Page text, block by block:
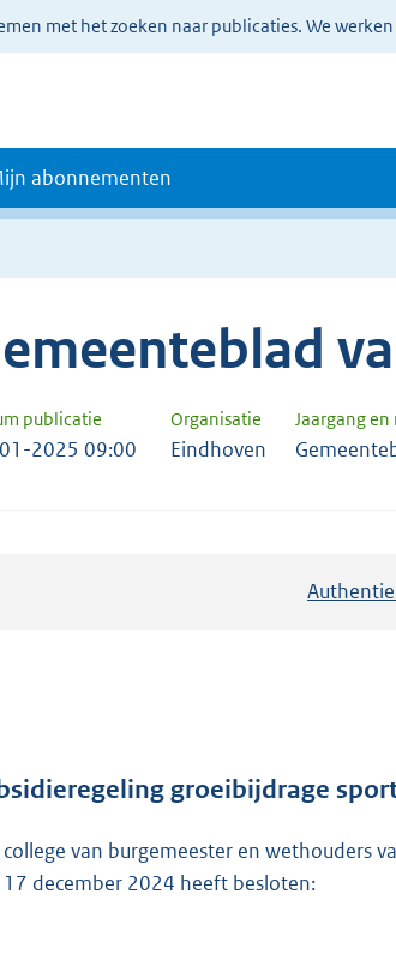
met het zoeken naar publicaties. We
abonnementen
publicatie Organisatie Jaargang
2025 09:00 Eindhoven
groeibijdrage
van burgemeester en wethouders
17 december 2024 heeft besloten: